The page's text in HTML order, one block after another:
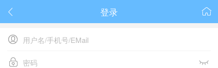
 
登录

 